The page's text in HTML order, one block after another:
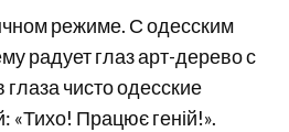
режиме. С одесским
радует глаз арт-дерево с
чисто одесские
«Тихо! Працює геній!».